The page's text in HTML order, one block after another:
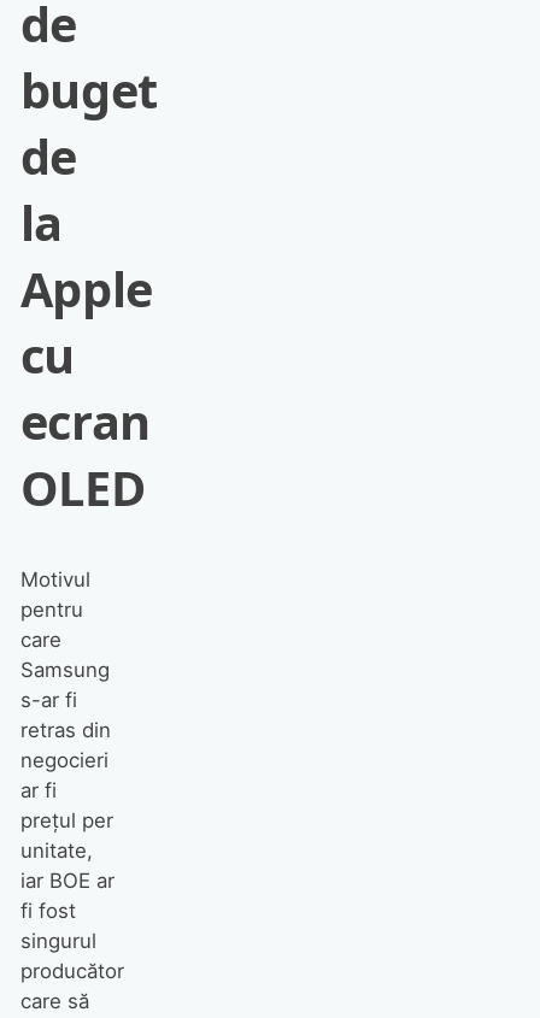
de
buget
de
la
Apple
cu
ecran
OLED
Motivul
pentru
care
Samsung
s-ar fi
retras din
negocieri
ar fi
prețul per
unitate,
iar BOE ar
fi fost
singurul
producător
care să